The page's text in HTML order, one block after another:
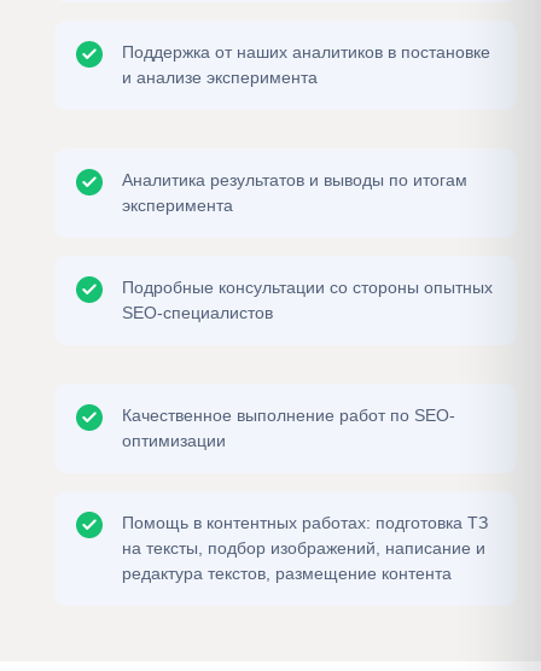
Поддержка от наших аналитиков в постановке
и анализе эксперимента
Аналитика результатов и выводы по итогам
эксперимента
Подробные консультации со стороны опытных
SEO-специалистов
Качественное выполнение работ по SEO-
оптимизации
Помощь в контентных работах: подготовка ТЗ
на тексты, подбор изображений, написание и
редактура текстов, размещение контента